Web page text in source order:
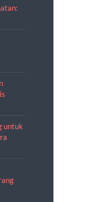
untuk